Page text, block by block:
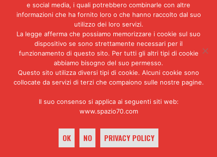
L’opera di rimozione del culto
della personalità è tale che
Aramburu è artefice della
sparizione dal Paese del corpo
imbalsamato della defuntaPrimera
fatto prima scomparire nel
1955 dalla sede della
Confederazione Generale del
all’ossequio degli iscritti al
sindacato peronista, e in seguito
inumato sotto false generalità
nel cimitero Maggiore di Milano
e social media, i quali potrebbero combinarle con altre
informazioni che ha fornito loro o che hanno raccolto dal suo
utilizzo dei loro servizi.
La legge afferma che possiamo memorizzare i cookie sul suo
dispositivo se sono strettamente necessari per il
funzionamento di questo sito. Per tutti gli altri tipi di cookie
abbiamo bisogno del suo permesso.
Questo sito utilizza diversi tipi di cookie. Alcuni cookie sono
collocate da servizi di terzi che compaiono sulle nostre pagine.
Il suo consenso si applica ai seguenti siti web:
www.spazio70.com
OK NO PRIVACY POLICY